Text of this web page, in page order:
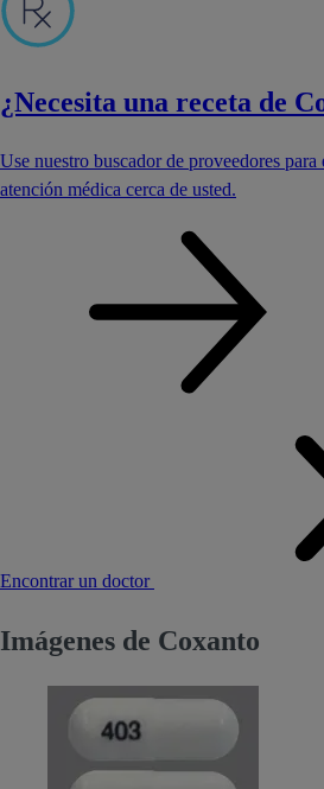
¿Necesita una receta de
Use nuestro buscador de proveedores
atención médica cerca de usted.
Encontrar un doctor
Imágenes de Coxanto